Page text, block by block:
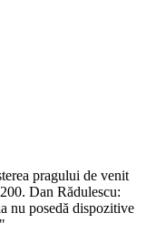
pragului de venit
Dan Rădulescu:
nu posedă dispozitive